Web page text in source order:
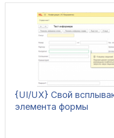
{UI/UX} Свой
элемента формы